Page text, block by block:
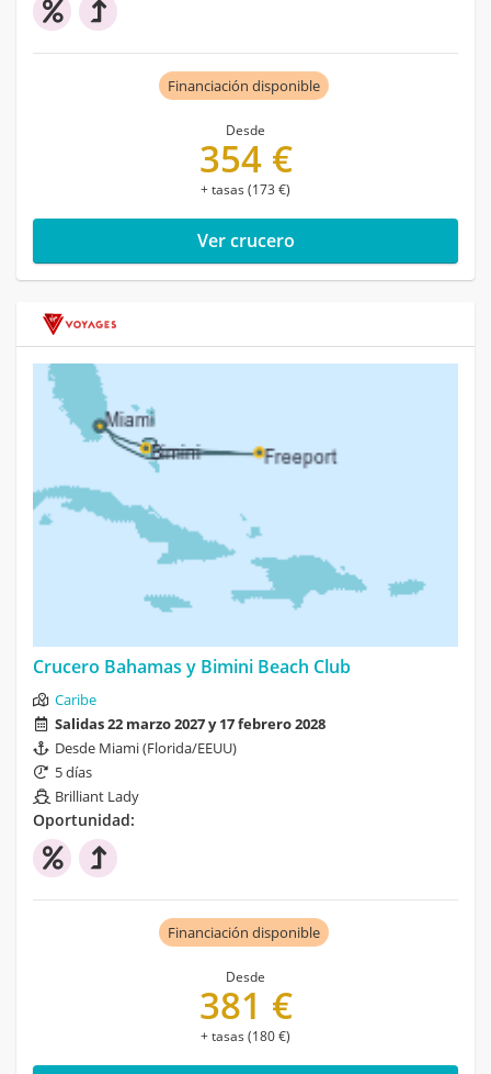
Financiación disponible
Desde
354 €
+ tasas (173 €)
Ver crucero
Crucero Bahamas y Bimini Beach Club
Caribe
Salidas 22 marzo 2027 y 17 febrero 2028
Desde Miami (Florida/EEUU)
5 días
Brilliant Lady
Oportunidad:
Financiación disponible
Desde
381 €
+ tasas (180 €)